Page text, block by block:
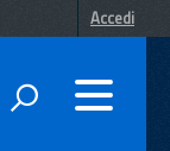
Accedi